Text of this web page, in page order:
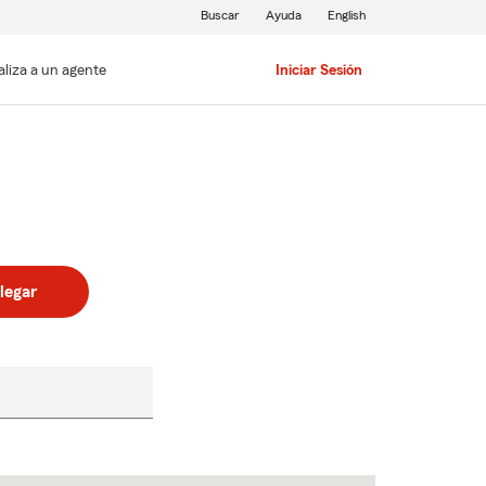
a un agente Iniciar Sesión
Buscar Ayuda English